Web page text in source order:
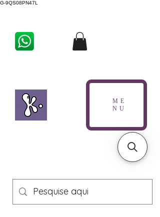
G-9QS08PN47L
ME
NU